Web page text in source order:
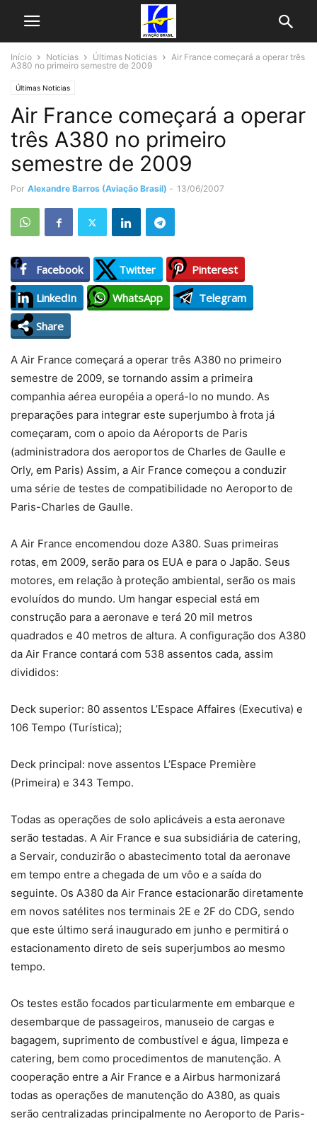
Início Notícias Últimas Noticias
Air France começará a operar três
A380 no primeiro semestre de 2009
Últimas Noticias
Air France começará a operar
três A380 no primeiro
semestre de 2009
Por Alexandre Barros (Aviação Brasil) - 13/06/2007
Facebook Twitter
Pinterest
LinkedIn
WhatsApp
Telegram
Share
A Air France começará a operar três A380 no primeiro
semestre de 2009, se tornando assim a primeira
companhia aérea européia a operá-lo no mundo. As
preparações para integrar este superjumbo à frota já
começaram, com o apoio da Aéroports de Paris
(administradora dos aeroportos de Charles de Gaulle e
Orly, em Paris) Assim, a Air France começou a conduzir
uma série de testes de compatibilidade no Aeroporto de
Paris-Charles de Gaulle.
A Air France encomendou doze A380. Suas primeiras
rotas, em 2009, serão para os EUA e para o Japão. Seus
motores, em relação à proteção ambiental, serão os mais
evoluídos do mundo. Um hangar especial está em
construção para a aeronave e terá 20 mil metros
quadrados e 40 metros de altura. A configuração dos A380
da Air France contará com 538 assentos cada, assim
divididos:
Deck superior: 80 assentos L’Espace Affaires (Executiva) e
106 Tempo (Turística);
Deck principal: nove assentos L’Espace Première
(Primeira) e 343 Tempo.
Todas as operações de solo aplicáveis a esta aeronave
serão testadas. A Air France e sua subsidiária de catering,
a Servair, conduzirão o abastecimento total da aeronave
em tempo entre a chegada de um vôo e a saída do
seguinte. Os A380 da Air France estacionarão diretamente
em novos satélites nos terminais 2E e 2F do CDG, sendo
que este último será inaugurado em junho e permitirá o
estacionamento direto de seis superjumbos ao mesmo
tempo.
Os testes estão focados particularmente em embarque e
desembarque de passageiros, manuseio de cargas e
bagagem, suprimento de combustível e água, limpeza e
catering, bem como procedimentos de manutenção. A
cooperação entre a Air France e a Airbus harmonizará
todas as operações de manutenção do A380, as quais
serão centralizadas principalmente no Aeroporto de Paris-